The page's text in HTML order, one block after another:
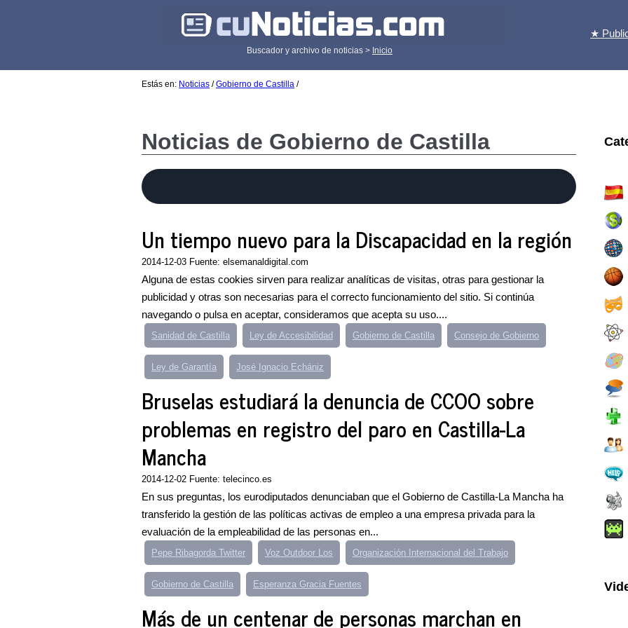
Buscador y archivo de noticias > Inicio
★
Estás en: Noticias /Gobierno de Castilla /
Noticias de Gobierno de Castilla
Un tiempo nuevo para la Discapacidad en la región
2014-12-03 Fuente: elsemanaldigital.com
Alguna de estas cookies sirven para realizar analíticas de visitas, otras para gestionar la
publicidad y otras son necesarias para el correcto funcionamiento del sitio. Si continúa
navegando o pulsa en aceptar, consideramos que acepta su uso....
Sanidad de Castilla Ley de Accesibilidad Gobierno de Castilla Consejo de Gobierno
Ley de Garantía José Ignacio Echániz
Bruselas estudiará la denuncia de CCOO sobre
problemas en registro del paro en Castilla-La
Mancha
2014-12-02 Fuente: telecinco.es
En sus preguntas, los eurodiputados denunciaban que el Gobierno de Castilla-La Mancha ha
transferido la gestión de las políticas activas de empleo a una empresa privada para la
evaluación de la empleabilidad de las personas en...
Pepe Ribagorda Twitter Voz Outdoor Los Organización Internacional del Trabajo
Gobierno de Castilla Esperanza Gracia Fuentes
Más de un centenar de personas marchan en